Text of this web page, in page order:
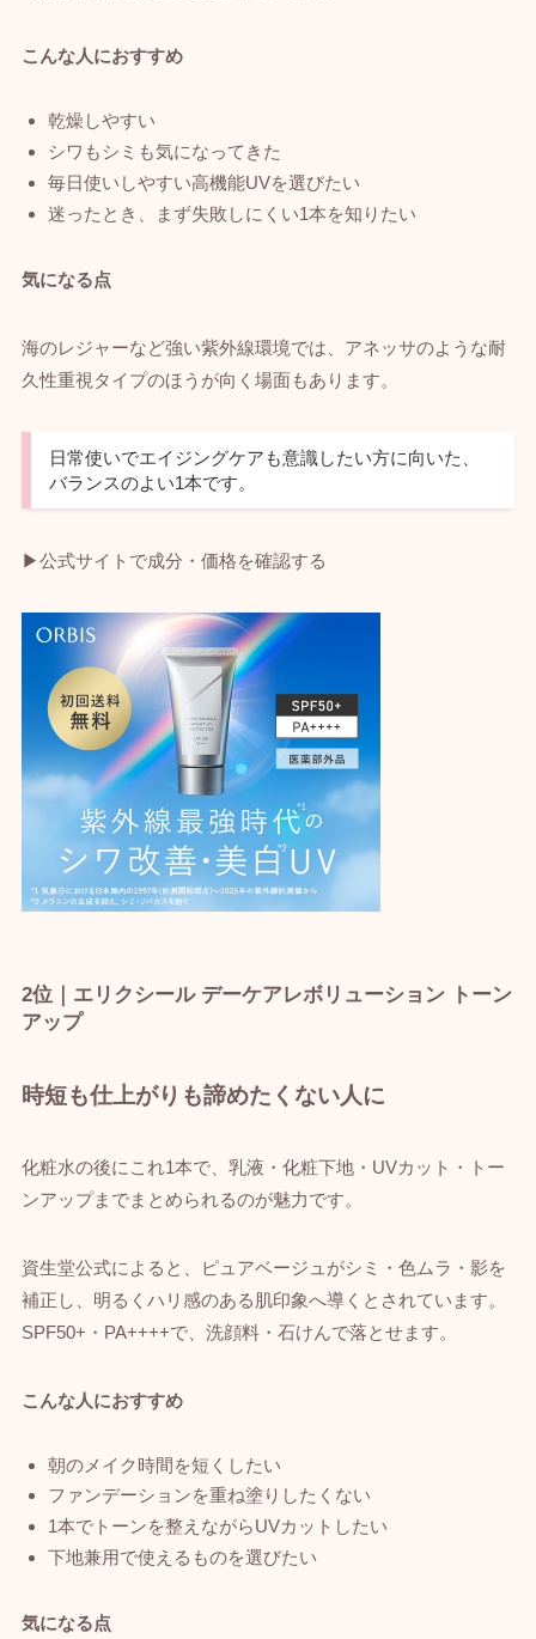
こんな人におすすめ
乾燥しやすい
シワもシミも気になってきた
毎日使いしやすい高機能UVを選びたい
迷ったとき、まず失敗しにくい1本を知りたい
気になる点
海のレジャーなど強い紫外線環境では、アネッサのような耐
久性重視タイプのほうが向く場面もあります。
日常使いでエイジングケアも意識したい方に向いた、
バランスのよい1本です。
▶公式サイトで成分・価格を確認する
2位｜エリクシール デーケアレボリューション トーン
アップ
時短も仕上がりも諦めたくない人に
化粧水の後にこれ1本で、乳液・化粧下地・UVカット・トー
ンアップまでまとめられるのが魅力です。
資生堂公式によると、ピュアベージュがシミ・色ムラ・影を
補正し、明るくハリ感のある肌印象へ導くとされています。
SPF50+・PA++++で、洗顔料・石けんで落とせます。
こんな人におすすめ
朝のメイク時間を短くしたい
ファンデーションを重ね塗りしたくない
1本でトーンを整えながらUVカットしたい
下地兼用で使えるものを選びたい
気になる点